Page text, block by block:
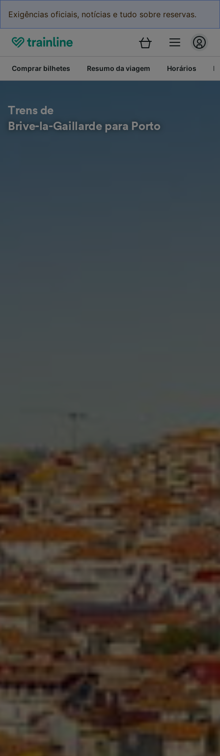
Exigências oficiais, notícias e tudo sobre reservas.
Comprar bilhetes Resumo da viagem Horários
Trens de
Brive-la-Gaillarde para Porto